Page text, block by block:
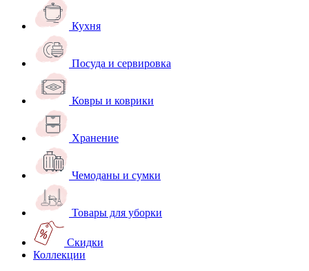
Кухня
Посуда и сервировка
Ковры и коврики
Хранение
Чемоданы и сумки
Товары для уборки
Скидки
Коллекции